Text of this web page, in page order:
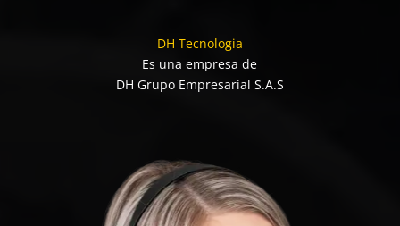
DH Tecnologia
Es una empresa de
DH Grupo Empresarial S.A.S